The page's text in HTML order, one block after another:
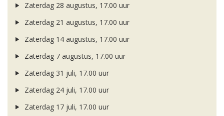
Zaterdag 28 augustus, 17.00 uur
Zaterdag 21 augustus, 17.00 uur
Zaterdag 14 augustus, 17.00 uur
Zaterdag 7 augustus, 17.00 uur
Zaterdag 31 juli, 17.00 uur
Zaterdag 24 juli, 17.00 uur
Zaterdag 17 juli, 17.00 uur